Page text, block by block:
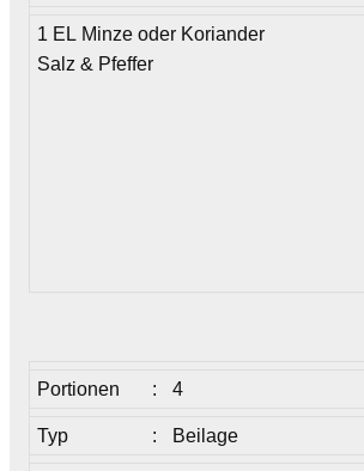
1 EL Minze oder Koriander
Salz & Pfeffer
Portionen : 4
Typ : Beilage